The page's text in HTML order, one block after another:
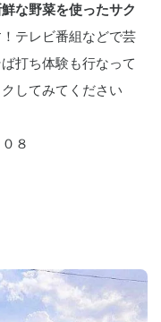
な野菜を使ったサク
テレビ番組などで芸
打ち体験も行なって
してみてください
８